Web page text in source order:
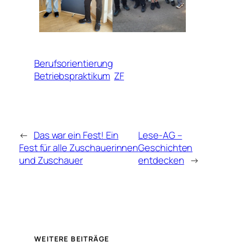
Berufsorientierung
Betriebspraktikum ZF
← Das war ein Fest! Ein
Fest für alle Zuschauerinnen
und Zuschauer
Lese-AG –
Geschichten
entdecken →
WEITERE BEITRÄGE